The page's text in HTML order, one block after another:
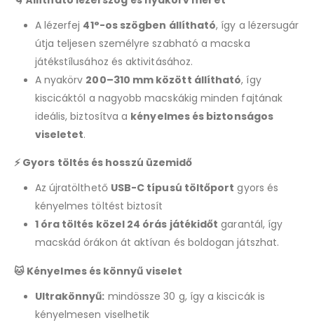
A lézerfej 41°-os szögben állítható, így a lézersugár
útja teljesen személyre szabható a macska
játékstílusához és aktivitásához.
A nyakörv 200–310 mm között állítható, így
kiscicáktól a nagyobb macskákig minden fajtának
ideális, biztosítva a kényelmes és biztonságos
viseletet.
⚡ Gyors töltés és hosszú üzemidő
Az újratölthető USB-C típusú töltőport gyors és
kényelmes töltést biztosít
1 óra töltés közel 24 órás játékidőt garantál, így
macskád órákon át aktívan és boldogan játszhat.
🐱 Kényelmes és könnyű viselet
Ultrakönnyű: mindössze 30 g, így a kiscicák is
kényelmesen viselhetik